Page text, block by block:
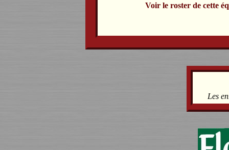
Voir le roster de cette
Les